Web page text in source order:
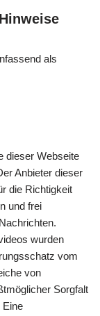
als
dieser Webseite
Anbieter dieser
die Richtigkeit
und frei
wurden
vom
von
Sorgfalt
Eine